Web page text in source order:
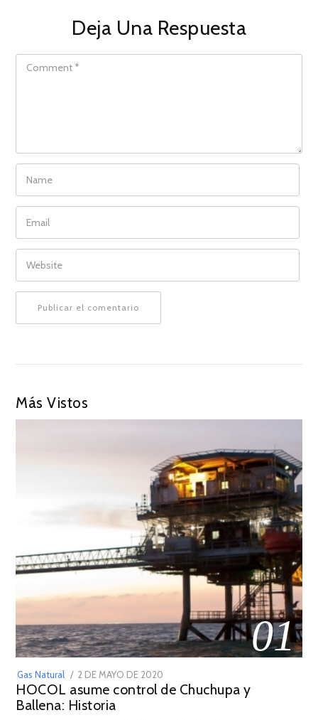
Deja Una Respuesta
COMMENT
NAME
EMAIL
WEBSITE
Más Vistos
01
Gas Natural
POSTED
ON
2 DE MAYO DE 2020
DE
HOCOL asume control de Chuchupa y
Ballena: Historia